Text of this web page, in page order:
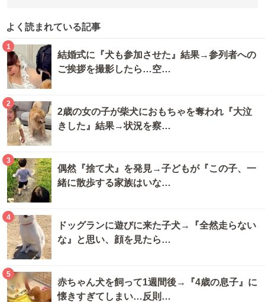
よく読まれている記事
1
結婚式に『犬も参加させた』結果→参列者への
ご挨拶を撮影したら…空…
2
2歳の女の子が柴犬におもちゃを奪われ『大泣
きした』結果→状況を察…
3
偶然『捨て犬』を発見→子どもが『この子、一
緒に散歩する家族はいな…
4
ドッグランに遊びに来た子犬→『全然走らない
な』と思い、顔を見たら…
5
赤ちゃん犬を飼って1週間後→『4歳の息子』に
懐きすぎてしまい…反則…